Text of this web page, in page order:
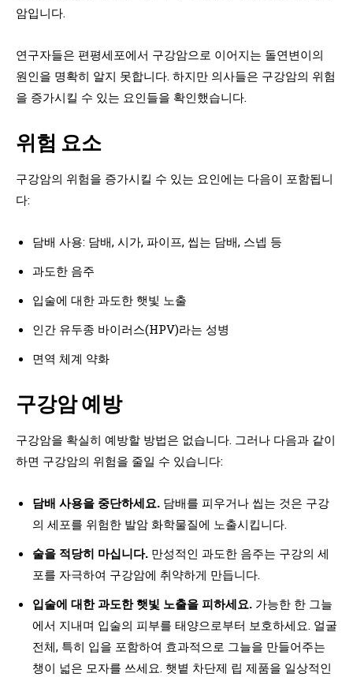
암입니다.
연구자들은 편평세포에서 구강암으로 이어지는 돌연변이의
원인을 명확히 알지 못합니다. 하지만 의사들은 구강암의 위험
을 증가시킬 수 있는 요인들을 확인했습니다.
위험 요소
구강암의 위험을 증가시킬 수 있는 요인에는 다음이 포함됩니
다:
담배 사용: 담배, 시가, 파이프, 씹는 담배, 스넵 등
과도한 음주
입술에 대한 과도한 햇빛 노출
인간 유두종 바이러스(HPV)라는 성병
면역 체계 약화
구강암 예방
구강암을 확실히 예방할 방법은 없습니다. 그러나 다음과 같이
하면 구강암의 위험을 줄일 수 있습니다:
담배 사용을 중단하세요. 담배를 피우거나 씹는 것은 구강
의 세포를 위험한 발암 화학물질에 노출시킵니다.
술을 적당히 마십니다. 만성적인 과도한 음주는 구강의 세
포를 자극하여 구강암에 취약하게 만듭니다.
입술에 대한 과도한 햇빛 노출을 피하세요. 가능한 한 그늘
에서 지내며 입술의 피부를 태양으로부터 보호하세요. 얼굴
전체, 특히 입을 포함하여 효과적으로 그늘을 만들어주는
챙이 넓은 모자를 쓰세요. 햇볕 차단제 립 제품을 일상적인